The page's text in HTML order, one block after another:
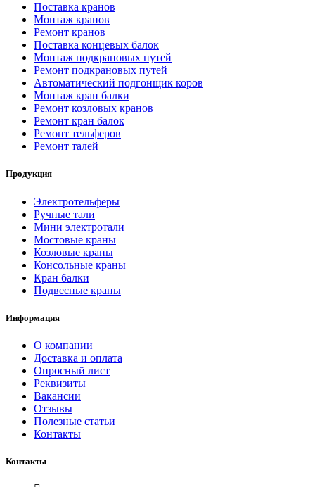
Поставка кранов
Монтаж кранов
Ремонт кранов
Поставка концевых балок
Монтаж подкрановых путей
Ремонт подкрановых путей
Автоматический подгонщик коров
Монтаж кран балки
Ремонт козловых кранов
Ремонт кран балок
Ремонт тельферов
Ремонт талей
Продукция
Электротельферы
Ручные тали
Мини электротали
Мостовые краны
Козловые краны
Консольные краны
Кран балки
Подвесные краны
Информация
О компании
Доставка и оплата
Опросный лист
Реквизиты
Вакансии
Отзывы
Полезные статьи
Контакты
Контакты